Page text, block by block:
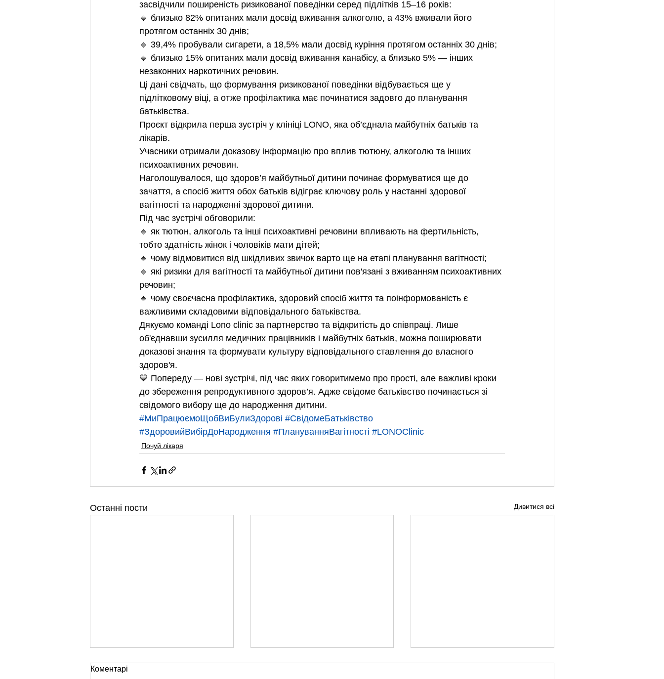
засвідчили поширеність ризикованої поведінки серед підлітків 15–16 років:
🔹 близько 82% опитаних мали досвід вживання алкоголю, а 43% вживали його
протягом останніх 30 днів;
🔹 39,4% пробували сигарети, а 18,5% мали досвід куріння протягом останніх 30 днів;
🔹 близько 15% опитаних мали досвід вживання канабісу, а близько 5% — інших
незаконних наркотичних речовин.
Ці дані свідчать, що формування ризикованої поведінки відбувається ще у
підлітковому віці, а отже профілактика має починатися задовго до планування
батьківства.
Проєкт відкрила перша зустріч у клініці LONO, яка об’єднала майбутніх батьків та
лікарів.
Учасники отримали доказову інформацію про вплив тютюну, алкоголю та інших
психоактивних речовин.
Наголошувалося, що здоров’я майбутньої дитини починає формуватися ще до
зачаття, а спосіб життя обох батьків відіграє ключову роль у настанні здорової
вагітності та народженні здорової дитини.
Під час зустрічі обговорили:
🔹 як тютюн, алкоголь та інші психоактивні речовини впливають на фертильність,
тобто здатність жінок і чоловіків мати дітей;
🔹 чому відмовитися від шкідливих звичок варто ще на етапі планування вагітності;
🔹 які ризики для вагітності та майбутньої дитини пов'язані з вживанням психоактивних
речовин;
🔹 чому своєчасна профілактика, здоровий спосіб життя та поінформованість є
важливими складовими відповідального батьківства.
Дякуємо команді Lono clinic за партнерство та відкритість до співпраці. Лише
об'єднавши зусилля медичних працівників і майбутніх батьків, можна поширювати
доказові знання та формувати культуру відповідального ставлення до власного
здоров'я.
💙 Попереду — нові зустрічі, під час яких говоритимемо про прості, але важливі кроки
до збереження репродуктивного здоров’я. Адже свідоме батьківство починається зі
свідомого вибору ще до народження дитини.
#МиПрацюємоЩобВиБулиЗдорові #СвідомеБатьківство
#ЗдоровийВибірДоНародження #ПлануванняВагітності #LONOClinic
Почуй лікаря
Останні пости Дивитися всі
Коментарі